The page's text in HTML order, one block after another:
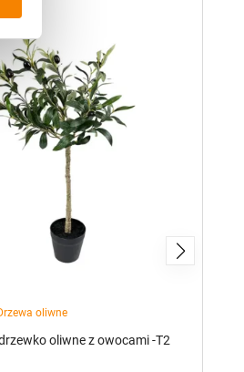
oliwne
oliwne z owocami -T2